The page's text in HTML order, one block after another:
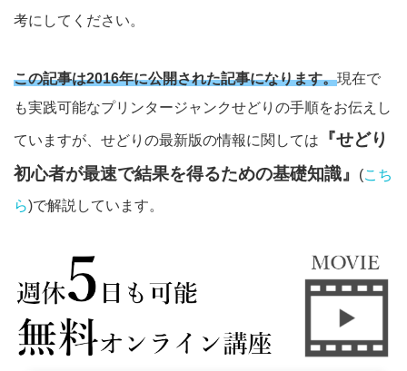
考にしてください。
この記事は2016年に公開された記事になります。現在で
も実践可能なプリンタージャンクせどりの手順をお伝えし
ていますが、せどりの最新版の情報に関しては
『せどり
初心者が最速で結果を得るための基礎知識』
(こち
ら)で解説しています。